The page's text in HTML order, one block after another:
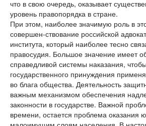
что в свою очередь, оказывает
уровень правопорядка в стране.
При этом, наиболее значимую роль в
совершен-ствование российской
института, который наиболее тесно
правосудия. Большое значение имеет
справедливой системы наказания,
государственного принуждения
во блага общества. Деятельность
важным механизмом обеспечения
законности в государстве. Важной
времени, остается проблема оказания